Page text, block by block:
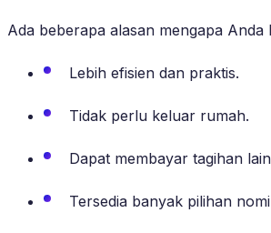
Ada beberapa alasan mengapa
Lebih efisien dan praktis.
Tidak perlu keluar rumah.
Dapat membayar tagihan
Tersedia banyak pilihan